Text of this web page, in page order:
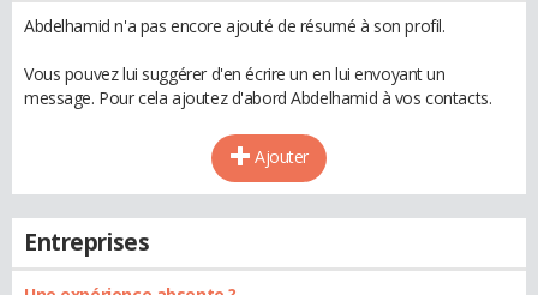
Abdelhamid n'a pas encore ajouté de résumé à son profil.
Vous pouvez lui suggérer d'en écrire un en lui envoyant un
message. Pour cela ajoutez d'abord Abdelhamid à vos contacts.
Ajouter
Entreprises